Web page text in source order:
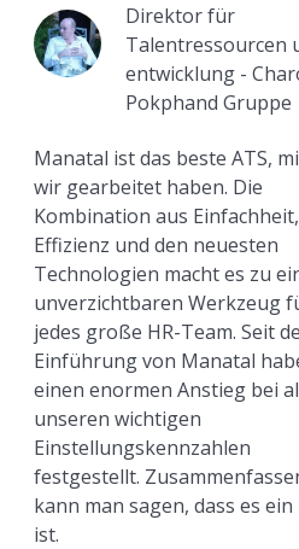
Direktor für
Talentressourcen
entwicklung -
Pokphand Gruppe
Manatal ist das beste ATS,
wir gearbeitet haben. Die
Kombination aus Einfachheit,
Effizienz und den neuesten
Technologien macht es zu
unverzichtbaren Werkzeug
jedes große HR-Team. Seit
Einführung von Manatal
einen enormen Anstieg bei
unseren wichtigen
Einstellungskennzahlen
festgestellt.
kann man sagen, dass es ein
ist.